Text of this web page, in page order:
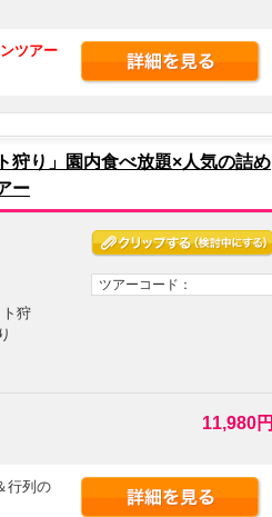
ツアー
狩り」園内食べ放題×人気の詰め
ー
ツアーコード：
狩
11,980円
行列の